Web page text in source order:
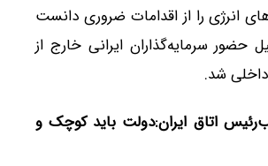
انرژی را از اقدامات ضروری دانست
حضور سرمایه‌گذاران ایرانی خارج از
شد.
اتاق ایران:دولت باید کوچک و